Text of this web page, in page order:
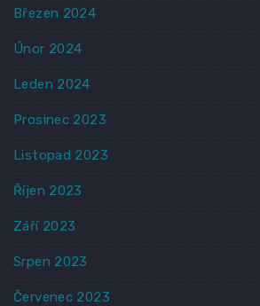
Březen 2024
Únor 2024
Leden 2024
Prosinec 2023
Listopad 2023
Říjen 2023
Září 2023
Srpen 2023
Červenec 2023